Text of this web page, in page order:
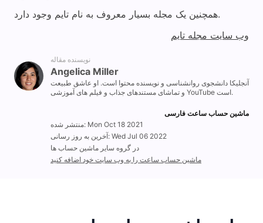
همچنین یک مجله بسیار معروف به نام تایم وجود دارد.
وب سایت مجله تایم
نویسنده مقاله
Angelica Miller
آنجلیکا دانشجوی روانشناسی و نویسنده محتوا است. او عاشق طبیعت
و تماشای مستندهای جذاب و فیلم های آموزشی YouTube است.
ماشین حساب ساعت فارسی
منتشر شده: Mon Oct 18 2021
آخرین به روز رسانی: Wed Jul 06 2022
در گروه سایر ماشین حساب ها
ماشین حساب ساعت را به وب سایت خود اضافه کنید